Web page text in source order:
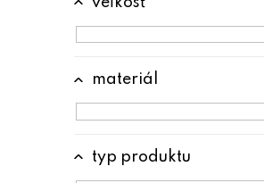
materiál
typ produktu